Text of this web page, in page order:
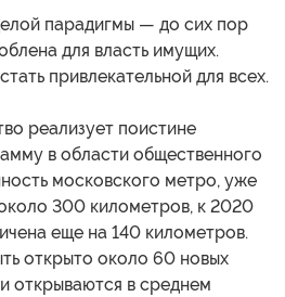
парадигмы — до сих пор
для власть имущих.
привлекательной для всех.
реализует поистине
в области общественного
московского метро, уже
300 километров, к 2020
еще на 140 километров.
открыто около 60 новых
открываются в среднем